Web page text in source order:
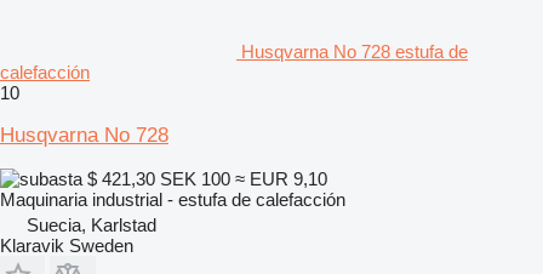
Husqvarna No 728 estufa de
calefacción
10
Husqvarna No 728
$ 421,30 SEK 100 ≈ EUR 9,10
Maquinaria industrial - estufa de calefacción
Suecia, Karlstad
Klaravik Sweden